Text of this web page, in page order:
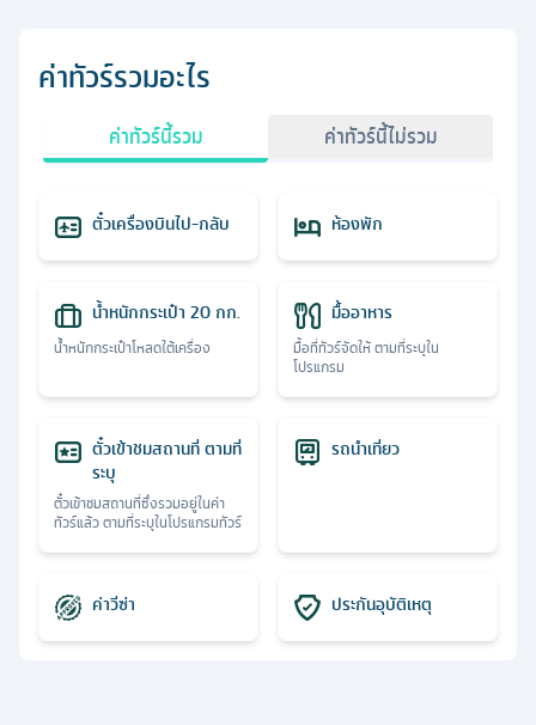
ค่าทัวร์รวมอะไร
ค่าทัวร์นี้รวม ค่าทัวร์นี้ไม่รวม
ตั๋วเครื่องบินไป-กลับ ห้องพัก
น้ำหนักกระเป๋า 20 กก.
น้ำหนักกระเป๋าโหลดใต้เครื่อง
มื้ออาหาร
มื้อที่ทัวร์จัดให้ ตามที่ระบุใน
โปรแกรม
ตั๋วเข้าชมสถานที่ ตามที่
ระบุ
ตั๋วเข้าชมสถานที่ซึ่งรวมอยู่ในค่า
ทัวร์แล้ว ตามที่ระบุในโปรแกรมทัวร์
รถนำเที่ยว
ค่าวีซ่า ประกันอุบัติเหตุ